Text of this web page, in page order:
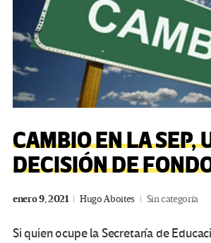
CAMBIO EN LA SEP,
DECISIÓN DE
enero 9, 2021 Hugo Aboites Sin categoría
Si quien ocupe la Secretaría de